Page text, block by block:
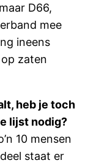
D66,
mee
ineens
zaten
heb je toch
lijst nodig?
10 mensen
staat er